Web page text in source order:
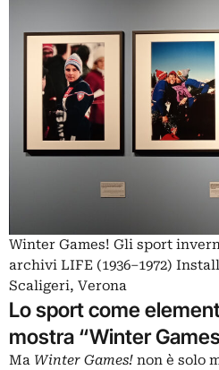
Winter Games! Gli sport
archivi LIFE (1936–1972)
Scaligeri, Verona
Lo sport come
mostra “Winter
Ma Winter Games! non è solo